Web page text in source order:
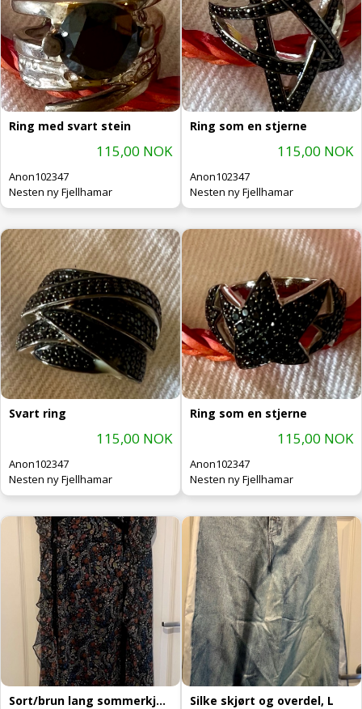
Ring med svart stein
115,00 NOK
Anon102347
Nesten ny Fjellhamar
Ring som en stjerne
115,00 NOK
Anon102347
Nesten ny Fjellhamar
Svart ring
115,00 NOK
Anon102347
Nesten ny Fjellhamar
Ring som en stjerne
115,00 NOK
Anon102347
Nesten ny Fjellhamar
Sort/brun lang sommerkjole, L Silke skjørt og overdel, L